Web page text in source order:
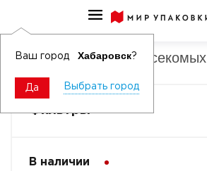
Ваш город Хабаровск?
Да Выбрать город
Гель после укусов насекомых
Фильтры
В наличии